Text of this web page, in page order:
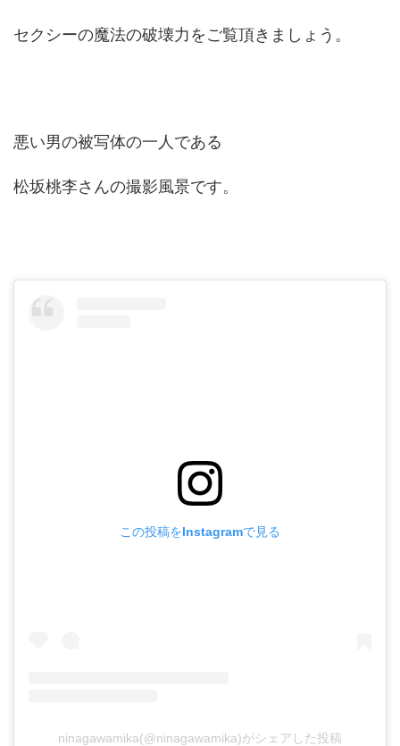
セクシーの魔法の破壊力をご覧頂きましょう。
悪い男の被写体の一人である
松坂桃李さんの撮影風景です。
この投稿をInstagramで見る
ninagawamika(@ninagawamika)がシェアした投稿